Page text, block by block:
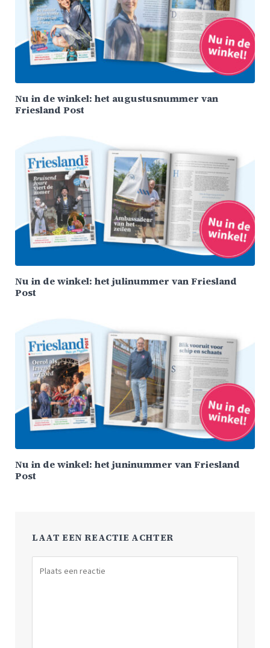
Nu in de winkel: het augustusnummer van
Friesland Post
Nu in de winkel: het julinummer van Friesland
Post
Nu in de winkel: het juninummer van Friesland
Post
LAAT EEN REACTIE ACHTER